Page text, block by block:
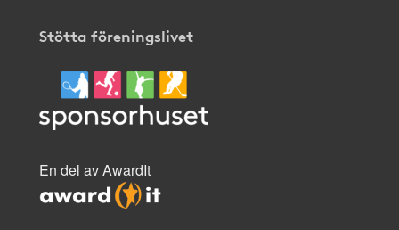
Stötta föreningslivet
En del av AwardIt